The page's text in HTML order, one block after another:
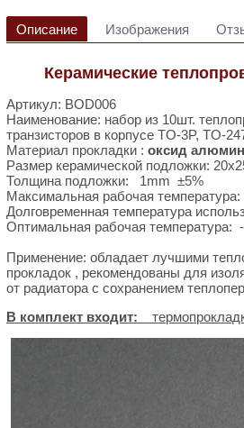
Описание Изображения
Керамические
Артикул: BOD006
Наименование: набор из 10шт.
транзисторов в корпусе TO-3P, TO-
Материал прокладки : оксид
Размер керамической подложки:
Толщина подложки: 1mm ±5%
Максимальная рабочая
Долговременная температура
Оптимальная рабочая температура:
Применение: обладает лучшими
прокладок , рекомендованы для
от радиатора с сохранением
В комплект входит: